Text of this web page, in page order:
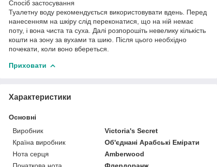
Спосіб застосування
Туалетну воду рекомендується використовувати вдень. Перед
нанесенням на шкіру слід переконатися, що на ній немає
поту, і вона чиста та суха. Далі розпорошіть невелику кількість
кошти на зону за вухами та шию. Після цього необхідно
почекати, коли воно вбереться.
Приховати
Характеристики
Основні
Виробник
Victoria's Secret
Країна виробник
Об'єднані Арабські Емірати
Нота серця
Amberwood
Початкова нота
Флердоранж